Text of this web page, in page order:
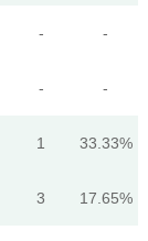
- -
- -
1 33.33%
3 17.65%